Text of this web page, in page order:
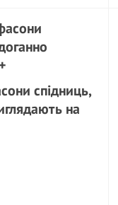
спідниць,
на